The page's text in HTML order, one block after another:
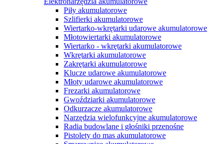
Piły akumulatorowe
Szlifierki akumulatorowe
Wiertarko-wkrętarki udarowe akumulatorowe
Młotowiertarki akumulatorowe
Wiertarko - wkrętarki akumulatorowe
Wkrętarki akumulatorowe
Zakrętarki akumulatorowe
Klucze udarowe akumulatorowe
Młoty udarowe akumulatorowe
Frezarki akumulatorowe
Gwoździarki akumulatorowe
Odkurzacze akumulatorowe
Narzędzia wielofunkcyjne akumulatorowe
Radia budowlane i głośniki przenośne
Pistolety do mas akumulatorowe